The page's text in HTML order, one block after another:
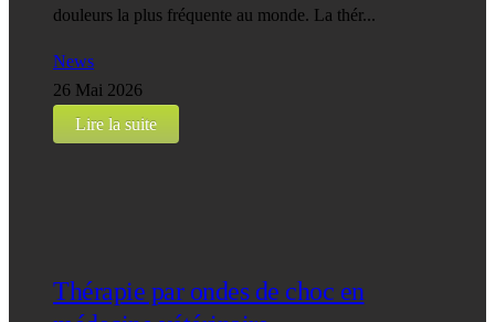
douleurs la plus fréquente au monde. La thér...
News
26 Mai 2026
Lire la suite
Thérapie par ondes de choc en